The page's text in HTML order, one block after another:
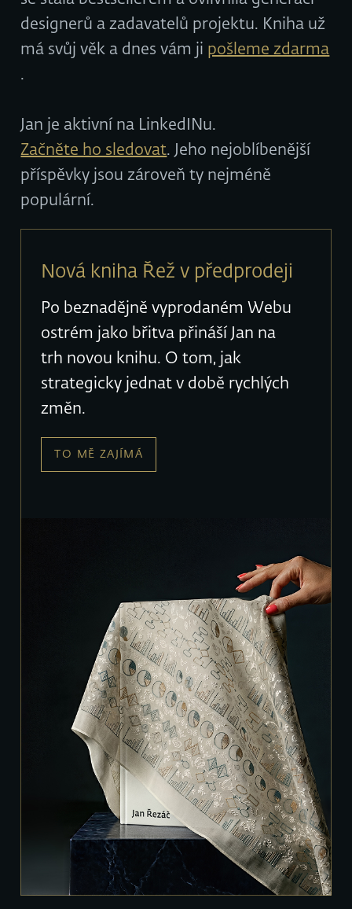
designerů a zadavatelů projektu. Kniha už
má svůj věk a dnes vám ji pošleme zdarma
.
Jan je aktivní na LinkedINu.
Začněte ho sledovat. Jeho nejoblíbenější
příspěvky jsou zároveň ty nejméně
populární.
Nová kniha Řež v předprodeji
Po beznadějně vyprodaném Webu
ostrém jako břitva přináší Jan na
trh novou knihu. O tom, jak
strategicky jednat v době rychlých
změn.
TO MĚ ZAJÍMÁ